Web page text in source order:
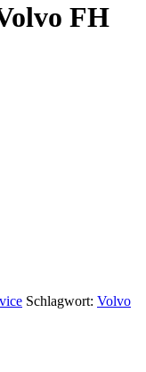
FH
Schlagwort: Volvo